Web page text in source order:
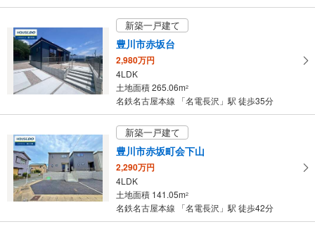
マ
イ
ペ
ジ
存
す
る
新築一戸建て
豊川市赤坂台
2,980万円
4LDK
土地面積 265.06m2
名鉄名古屋本線 「名電長沢」駅 徒歩35分
新築一戸建て
豊川市赤坂町会下山
2,290万円
4LDK
土地面積 141.05m2
名鉄名古屋本線 「名電長沢」駅 徒歩42分